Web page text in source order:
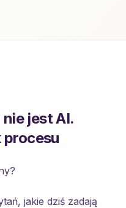
jest AI.
procesu
jakie dziś zadają